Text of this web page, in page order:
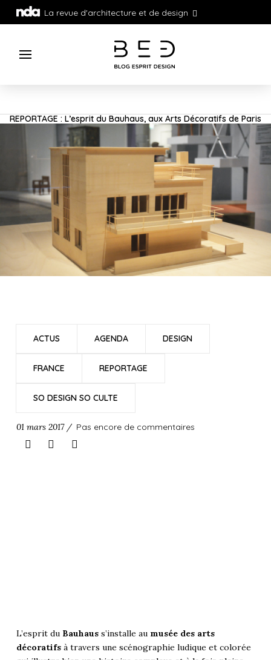
La revue d'architecture et de design
REPORTAGE : L’esprit du Bauhaus, aux Arts Décoratifs de Paris
ACTUS AGENDA DESIGN
FRANCE REPORTAGE
SO DESIGN SO CULTE
01 mars 2017 / Pas encore de commentaires
L’esprit du Bauhauss’installe au musée des arts
décoratifsà travers une scénographie ludique et colorée